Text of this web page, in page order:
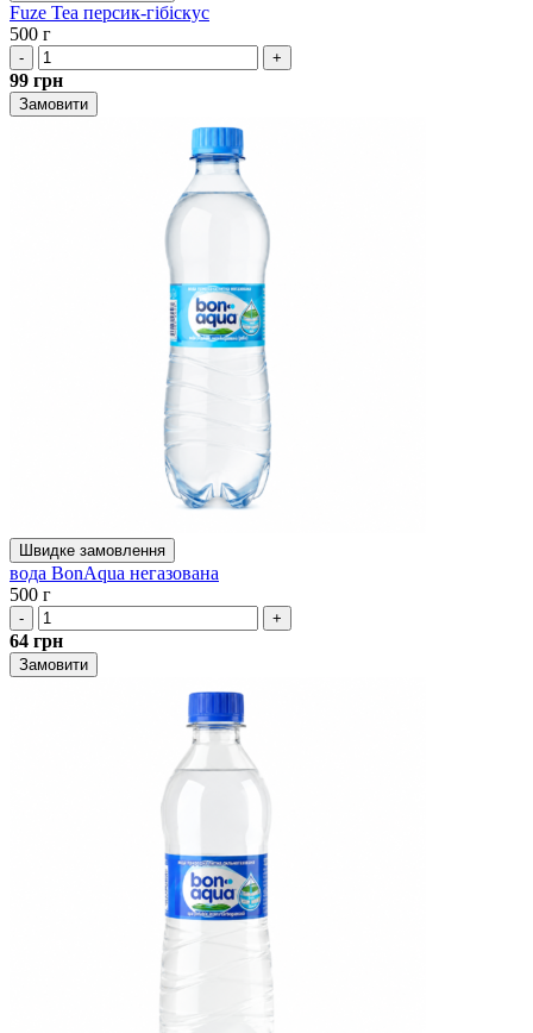
Fuze Tea персик-гібіскус
500 г
- +
99 грн
Замовити
Швидке замовлення
вода BonAqua негазована
500 г
- +
64 грн
Замовити